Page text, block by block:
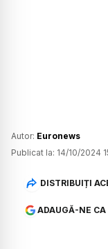
Autor: Euronews
Publicat la: 14/10/2024
DISTRIBUIȚI
ADAUGĂ-NE CA